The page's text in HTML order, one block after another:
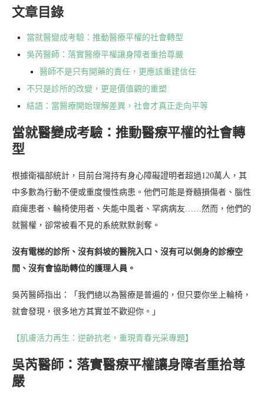
文章目錄
當就醫變成考驗：推動醫療平權的社會轉型
吳芮醫師：落實醫療平權讓身障者重拾尊嚴
醫師不是只有開藥的責任，更應該重建信任
不只是診所的改變，更是價值觀的重塑
結語：當醫療開始理解差異，社會才真正走向平等
當就醫變成考驗：推動醫療平權的社會轉
型
根據衛福部統計，目前台灣持有身心障礙證明者超過120萬人，其
中多數為行動不便或重度慢性病患。他們可能是脊髓損傷者、腦性
麻痺患者、輪椅使用者、失能中風者、罕病病友……然而，他們的
就醫權，卻常被看不見的系統默默剝奪。
沒有電梯的診所、沒有斜坡的醫院入口、沒有可以側身的診療空
間、沒有會協助轉位的護理人員。
吳芮醫師指出：「我們總以為醫療是普遍的，但只要你坐上輪椅，
就會發現，很多地方其實並不歡迎你。」
【肌膚活力再生：逆齡抗老，重現青春光采專題】
吳芮醫師：落實醫療平權讓身障者重拾尊
嚴